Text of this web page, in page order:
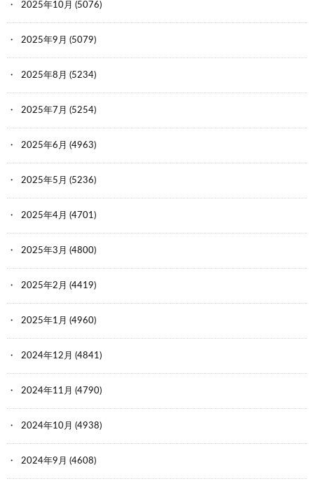
2025年10月 (5076)
2025年9月 (5079)
2025年8月 (5234)
2025年7月 (5254)
2025年6月 (4963)
2025年5月 (5236)
2025年4月 (4701)
2025年3月 (4800)
2025年2月 (4419)
2025年1月 (4960)
2024年12月 (4841)
2024年11月 (4790)
2024年10月 (4938)
2024年9月 (4608)